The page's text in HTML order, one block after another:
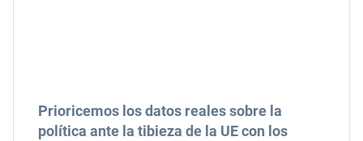
Prioricemos los datos reales sobre la
política ante la tibieza de la UE con los